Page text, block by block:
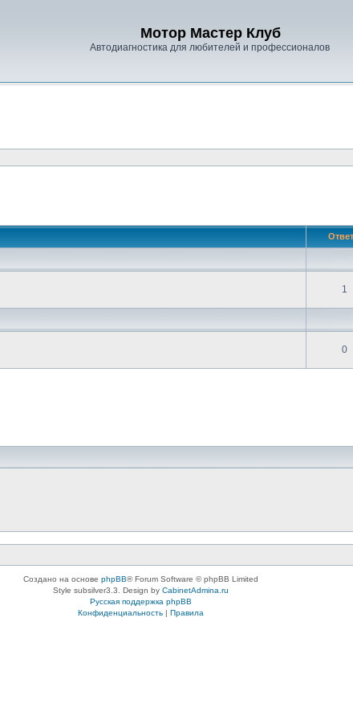
Мотор Мастер Клуб
Автодиагностика для любителей и профессионалов
1
0
Создано на основе phpBB® Forum Software © phpBB Limited
Style subsilver3.3. Design by CabinetAdmina.ru
Русская поддержка phpBB
Конфиденциальность| Правила